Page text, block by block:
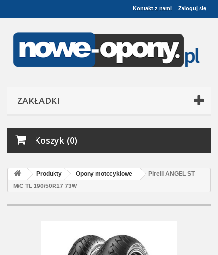
Zaloguj się
Kontakt z nami
ZAKŁADKI
Koszyk (0)
Produkty Opony motocyklowe
Pirelli ANGEL ST
M/C TL 190/50R17 73W